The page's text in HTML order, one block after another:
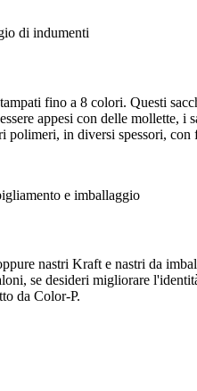
fino a 8 colori. Questi
appesi con delle mollette,
in diversi spessori, con
nastri Kraft e nastri da
se desideri migliorare
da Color-P.